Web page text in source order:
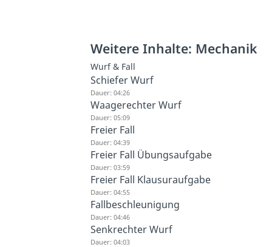
Weitere Inhalte: Mechanik
Wurf & Fall
Schiefer Wurf
Dauer: 04:26
Waagerechter Wurf
Dauer: 05:09
Freier Fall
Dauer: 04:39
Freier Fall Übungsaufgabe
Dauer: 03:59
Freier Fall Klausuraufgabe
Dauer: 04:55
Fallbeschleunigung
Dauer: 04:46
Senkrechter Wurf
Dauer: 04:03